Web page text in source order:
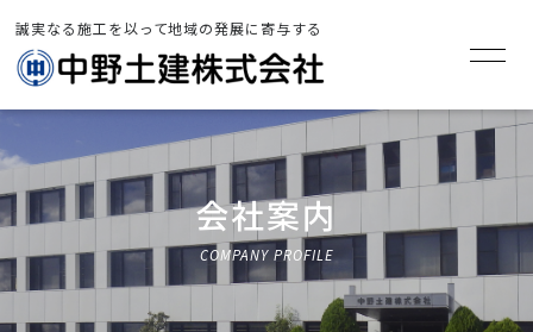
誠実なる施工を以って地域の発展に寄与する
TOP> 会社案内
会社案内
COMPANY PROFILE